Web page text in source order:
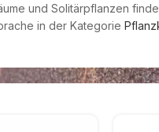
und Solitärpflanzen
in der Kategorie